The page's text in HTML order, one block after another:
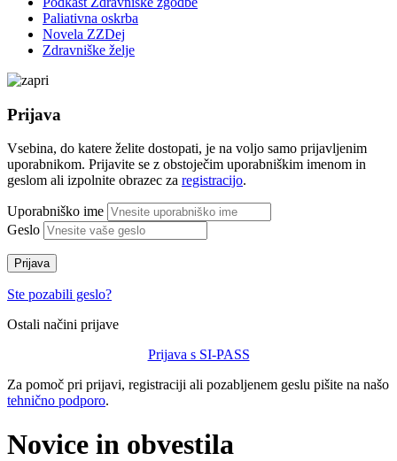
Paliativna oskrba
Novela ZZDej
Zdravniške želje
Prijava
Vsebina, do katere želite dostopati, je na voljo samo prijavljenim
uporabnikom. Prijavite se z obstoječim uporabniškim imenom in
geslom ali izpolnite obrazec za registracijo.
Uporabniško ime
Geslo
Prijava
Ste pozabili geslo?
Ostali načini prijave
Prijava s SI-PASS
Za pomoč pri prijavi, registraciji ali pozabljenem geslu pišite na našo
tehnično podporo.
Novice in obvestila